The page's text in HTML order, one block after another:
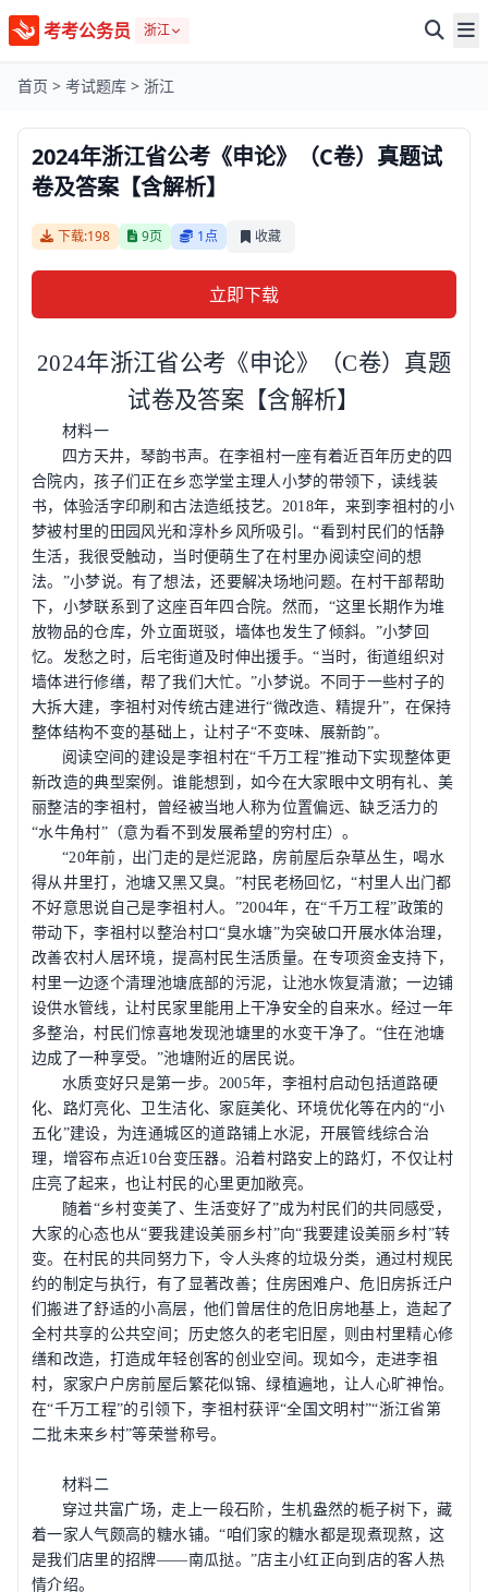
考考公务员 浙江
首页 > 考试题库 > 浙江
2024年浙江省公考《申论》（C卷）真题试
卷及答案【含解析】
下载:198 9页 1点 收藏
立即下载
2024年浙江省公考《申论》（C卷）真题
试卷及答案【含解析】
材料一
四方天井，琴韵书声。在李祖村一座有着近百年历史的四
合院内，孩子们正在乡恋学堂主理人小梦的带领下，读线装
书，体验活字印刷和古法造纸技艺。 2018年，来到李祖村的小
梦被村里的田园风光和淳朴乡风所吸引。“看到村民们的恬静
生活，我很受触动，当时便萌生了在村里办阅读空间的想
法。 ”小梦说。有了想法，还要解决场地问题。在村干部帮助
下，小梦联系到了这座百年四合院。然而， “这里长期作为堆
放物品的仓库，外立面斑驳，墙体也发生了倾斜。 ”小梦回
忆。发愁之时，后宅街道及时伸出援手。“当时，街道组织对
墙体进行修缮，帮了我们大忙。 ”小梦说。不同于一些村子的
大拆大建，李祖村对传统古建进行“微改造、精提升”，在保持
整体结构不变的基础上，让村子“不变味、展新韵”。
阅读空间的建设是李祖村在“千万工程”推动下实现整体更
新改造的典型案例。谁能想到，如今在大家眼中文明有礼、美
丽整洁的李祖村，曾经被当地人称为位置偏远、缺乏活力的
“水牛角村” （意为看不到发展希望的穷村庄）。
“20年前，出门走的是烂泥路，房前屋后杂草丛生，喝水
得从井里打，池塘又黑又臭。 ”村民老杨回忆，“村里人出门都
不好意思说自己是李祖村人。 ”2004年，在“千万工程”政策的
带动下，李祖村以整治村口“臭水塘”为突破口开展水体治理，
改善农村人居环境，提高村民生活质量。在专项资金支持下，
村里一边逐个清理池塘底部的污泥，让池水恢复清澈；一边铺
设供水管线，让村民家里能用上干净安全的自来水。经过一年
多整治，村民们惊喜地发现池塘里的水变干净了。 “住在池塘
边成了一种享受。 ”池塘附近的居民说。
水质变好只是第一步。 2005年，李祖村启动包括道路硬
化、路灯亮化、卫生洁化、家庭美化、环境优化等在内的“小
五化”建设，为连通城区的道路铺上水泥，开展管线综合治
理，增容布点近10台变压器。沿着村路安上的路灯，不仅让村
庄亮了起来，也让村民的心里更加敞亮。
随着“乡村变美了、生活变好了”成为村民们的共同感受，
大家的心态也从“要我建设美丽乡村”向“我要建设美丽乡村”转
变。在村民的共同努力下，令人头疼的垃圾分类，通过村规民
约的制定与执行，有了显著改善；住房困难户、危旧房拆迁户
们搬进了舒适的小高层，他们曾居住的危旧房地基上，造起了
全村共享的公共空间；历史悠久的老宅旧屋，则由村里精心修
缮和改造，打造成年轻创客的创业空间。现如今，走进李祖
村，家家户户房前屋后繁花似锦、绿植遍地，让人心旷神怡。
在“千万工程”的引领下，李祖村获评“全国文明村”“浙江省第
二批未来乡村”等荣誉称号。
材料二
穿过共富广场，走上一段石阶，生机盎然的栀子树下，藏
着一家人气颇高的糖水铺。“咱们家的糖水都是现煮现熬，这
是我们店里的招牌——南瓜挞。 ”店主小红正向到店的客人热
情介绍。